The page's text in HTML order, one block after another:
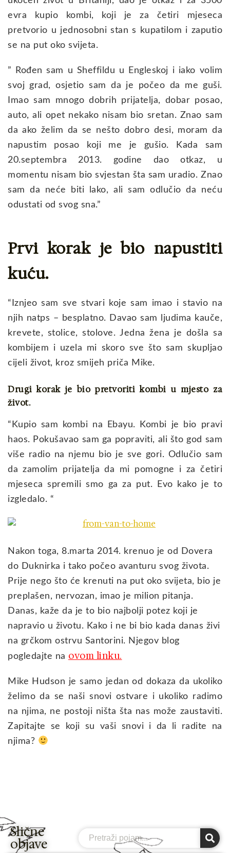
evra kupio kombi, koji je za četiri mjeseca
pretvorio u jednosobni stan s kupatilom i zaputio
se na put oko svijeta.
” Rođen sam u Sheffildu u Engleskoj i iako volim
svoj grad, osjetio sam da je počeo da me guši.
Imao sam mnogo dobrih prijatelja, dobar posao,
auto, ali opet nekako nisam bio sretan. Znao sam
da ako želim da se nešto dobro desi, moram da
napustim posao koji me je gušio. Kada sam
20.septembra 2013. godine dao otkaz, u
momentu nisam bio svjestan šta sam uradio. Znao
sam da neće biti lako, ali sam odlučio da neću
odustati od svog sna.”
Prvi korak je bio napustiti
kuću.
“Iznjeo sam sve stvari koje sam imao i stavio na
njih natps – besplatno. Davao sam ljudima kauče,
krevete, stolice, stolove. Jedna žena je došla sa
kombijem i uzela mi skoro sve što sam skupljao
cijeli život, kroz smijeh priča Mike.
Drugi korak je bio pretvoriti kombi u mjesto za
život.
“Kupio sam kombi na Ebayu. Kombi je bio pravi
haos. Pokušavao sam ga popraviti, ali što god sam
više radio na njemu bio je sve gori. Odlučio sam
da zamolim prijatelja da mi pomogne i za četiri
mjeseca spremili smo ga za put. Evo kako je to
izgledalo. “
Nakon toga, 8.marta 2014. krenuo je od Dovera
do Duknirka i tako počeo avanturu svog života.
Prije nego što će krenuti na put oko svijeta, bio je
preplašen, nervozan, imao je milion pitanja.
Danas, kaže da je to bio najbolji potez koji je
napravio u životu. Kako i ne bi bio kada danas živi
na grčkom ostrvu Santorini. Njegov blog
pogledajte na ovom linku.
Mike Hudson je samo jedan od dokaza da ukoliko
želimo da se naši snovi ostvare i ukoliko radimo
na njima, ne postoji ništa šta nas može zaustaviti.
Zapitajte se koji su vaši snovi i da li radite na
njima?
Slične
objave
Search